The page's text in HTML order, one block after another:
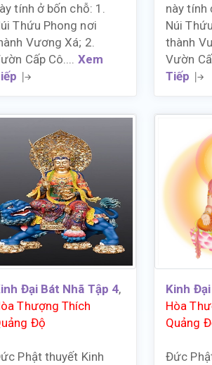
tính ở bốn chỗ: 1.
Thứu Phong nơi
Vương Xá; 2.
Cấp Cô.... Xem
này tính
Núi
thành
Vườn
Tiếp
Đại Bát Nhã Tập 4,
Thượng Thích
Độ
Phật thuyết Kinh
Kinh
Hòa
Quảng
Đức